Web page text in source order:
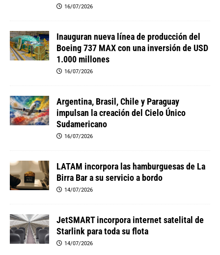
16/07/2026
Inauguran nueva línea de producción del
Boeing 737 MAX con una inversión de USD
1.000 millones
16/07/2026
Argentina, Brasil, Chile y Paraguay
impulsan la creación del Cielo Único
Sudamericano
16/07/2026
LATAM incorpora las hamburguesas de La
Birra Bar a su servicio a bordo
14/07/2026
JetSMART incorpora internet satelital de
Starlink para toda su flota
14/07/2026